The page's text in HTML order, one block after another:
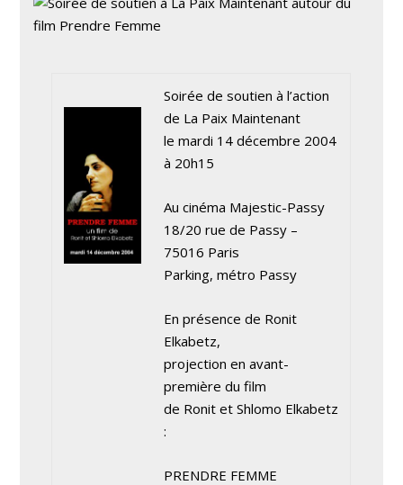
Soirée de soutien à l’action
de La Paix Maintenant
le mardi 14 décembre 2004
à 20h15
Au cinéma Majestic-Passy
18/20 rue de Passy –
75016 Paris
Parking, métro Passy
En présence de Ronit
Elkabetz,
projection en avant-
première du film
de Ronit et Shlomo Elkabetz
:
PRENDRE FEMME